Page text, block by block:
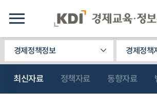
경제정책정보 경제정책
최신자료 정책자료 동향자료